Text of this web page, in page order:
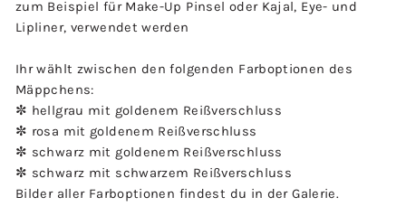
zum Beispiel für Make-Up Pinsel oder Kajal, Eye- und
Lipliner, verwendet werden
Ihr wählt zwischen den folgenden Farboptionen des
Mäppchens:
✼ hellgrau mit goldenem Reißverschluss
✼ rosa mit goldenem Reißverschluss
✼ schwarz mit goldenem Reißverschluss
✼ schwarz mit schwarzem Reißverschluss
Bilder aller Farboptionen findest du in der Galerie.